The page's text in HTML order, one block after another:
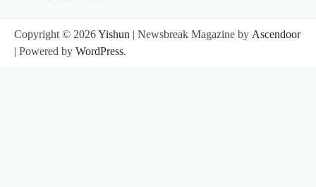
Copyright © 2026Yishun | Newsbreak Magazine by Ascendoor
| Powered by WordPress.